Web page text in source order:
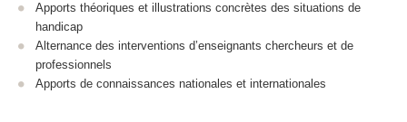
Apports théoriques et illustrations concrètes des situations de
handicap
Alternance des interventions d’enseignants chercheurs et de
professionnels
Apports de connaissances nationales et internationales